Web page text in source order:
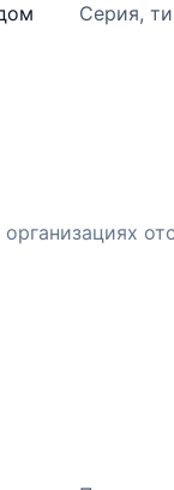
Серия,